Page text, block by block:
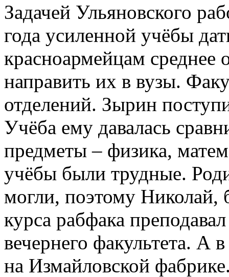
Задачей Ульяновского
года усиленной учёбы
красноармейцам среднее
направить их в вузы.
отделений. Зырин
Учёба ему давалась
предметы – физика,
учёбы были трудные.
могли, поэтому Николай,
курса рабфака
вечернего факультета. А
на Измайловской